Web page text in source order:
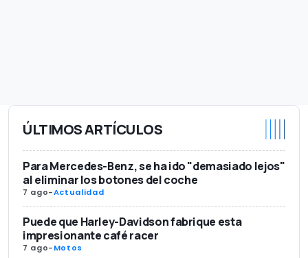
ÚLTIMOS ARTÍCULOS
Para Mercedes-Benz, se ha ido "demasiado lejos"
al eliminar los botones del coche
7 ago-Actualidad
Puede que Harley-Davidson fabrique esta
impresionante café racer
7 ago-Motos